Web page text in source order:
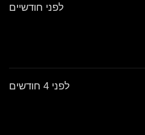
לפני חודשיים
לפני 4 חודשים